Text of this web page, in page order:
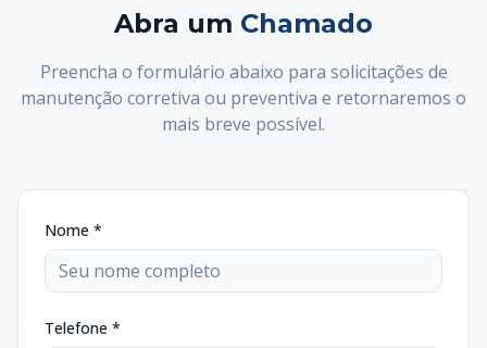
Abra um Chamado
Preencha o formulário abaixo para solicitações de
manutenção corretiva ou preventiva e retornaremos o
mais breve possível.
Nome *
Telefone *